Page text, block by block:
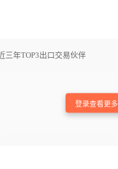
三年TOP3出口交易伙伴
登录查看更多